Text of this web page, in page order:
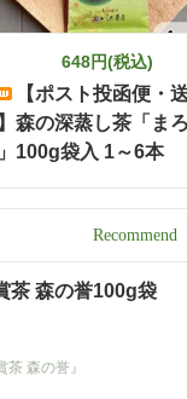
648円(税込)
【ポスト投函便・
森の深蒸し茶「ま
100g袋入 1～6本
茶 森の誉100g袋
森の誉』